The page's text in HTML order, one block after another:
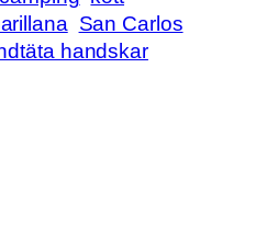
San Carlos
handskar